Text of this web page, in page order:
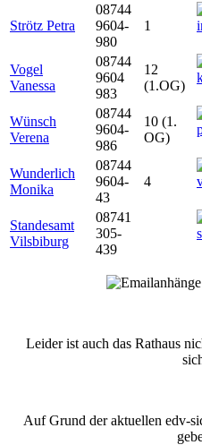
Strötz Petra
08744
9604-
980
1
Vogel
Vanessa
08744
9604
983
12
(1.OG)
Wünsch
Verena
08744
9604-
986
10 (1.
OG)
Wunderlich
Monika
08744
9604-
43
4
Standesamt
Vilsbiburg
08741
305-
439
Leider ist auch das Rathaus
Auf Grund der aktuellen edv-